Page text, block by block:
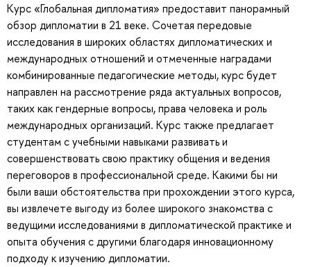
Курс «Глобальная дипломатия» предоставит панорамный
обзор дипломатии в 21 веке. Сочетая передовые
исследования в широких областях дипломатических и
международных отношений и отмеченные наградами
комбинированные педагогические методы, курс будет
направлен на рассмотрение ряда актуальных вопросов,
таких как гендерные вопросы, права человека и роль
международных организаций. Курс также предлагает
студентам с учебными навыками развивать и
совершенствовать свою практику общения и ведения
переговоров в профессиональной среде. Какими бы ни
были ваши обстоятельства при прохождении этого курса,
вы извлечете выгоду из более широкого знакомства с
ведущими исследованиями в дипломатической практике и
опыта обучения с другими благодаря инновационному
подходу к изучению дипломатии.